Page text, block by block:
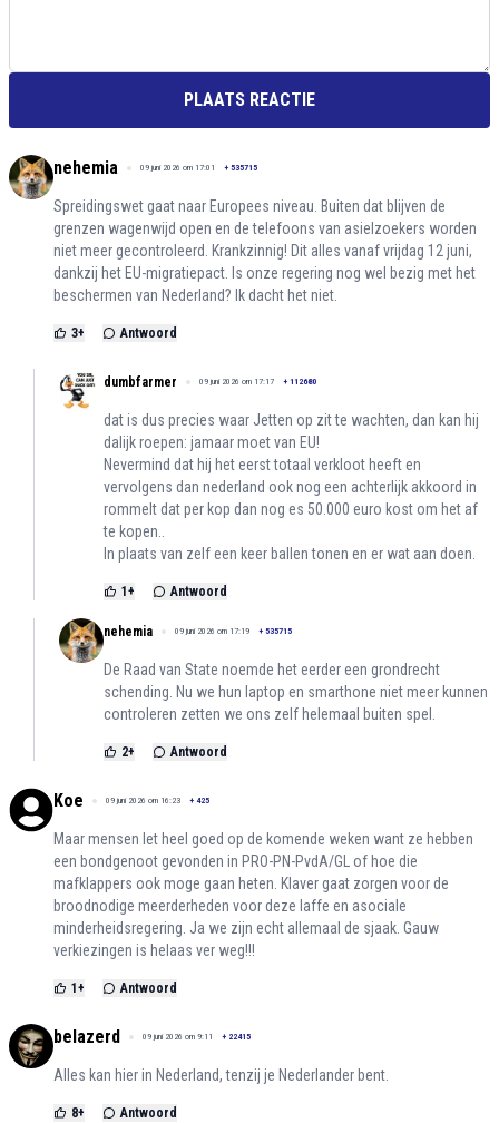
PLAATS REACTIE
nehemia 09 juni 2026 om 17:01 + 535715
Spreidingswet gaat naar Europees niveau. Buiten dat blijven de
grenzen wagenwijd open en de telefoons van asielzoekers worden
niet meer gecontroleerd. Krankzinnig! Dit alles vanaf vrijdag 12 juni,
dankzij het EU-migratiepact. Is onze regering nog wel bezig met het
beschermen van Nederland? Ik dacht het niet.
3+ Antwoord
dumbfarmer 09 juni 2026 om 17:17 + 112680
dat is dus precies waar Jetten op zit te wachten, dan kan hij
dalijk roepen: jamaar moet van EU!
Nevermind dat hij het eerst totaal verkloot heeft en
vervolgens dan nederland ook nog een achterlijk akkoord in
rommelt dat per kop dan nog es 50.000 euro kost om het af
te kopen..
In plaats van zelf een keer ballen tonen en er wat aan doen.
1 + Antwoord
nehemia 09 juni 2026 om 17:19 + 535715
De Raad van State noemde het eerder een grondrecht
schending. Nu we hun laptop en smarthone niet meer kunnen
controleren zetten we ons zelf helemaal buiten spel.
2+ Antwoord
Koe 09 juni 2026 om 16:23 + 425
Maar mensen let heel goed op de komende weken want ze hebben
een bondgenoot gevonden in PRO-PN-PvdA/GL of hoe die
mafklappers ook moge gaan heten. Klaver gaat zorgen voor de
broodnodige meerderheden voor deze laffe en asociale
minderheidsregering. Ja we zijn echt allemaal de sjaak. Gauw
verkiezingen is helaas ver weg!!!
1 + Antwoord
belazerd 09 juni 2026 om 9:11 + 22415
Alles kan hier in Nederland, tenzij je Nederlander bent.
8+ Antwoord